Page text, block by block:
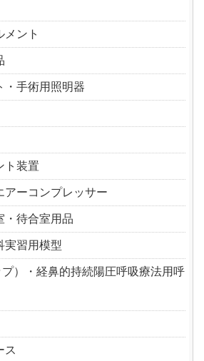
メント
・手術用照明器
ト装置
アーコンプレッサー
・待合室用品
実習用模型
）・経鼻的持続陽圧呼吸療法用呼
ス